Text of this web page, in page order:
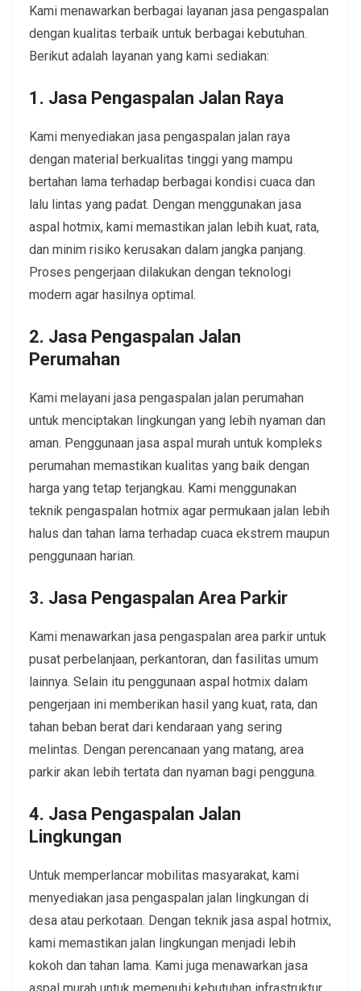
Kami menawarkan berbagai layanan jasa pengaspalan
dengan kualitas terbaik untuk berbagai kebutuhan.
Berikut adalah layanan yang kami sediakan:
1. Jasa Pengaspalan Jalan Raya
Kami menyediakan jasa pengaspalan jalan raya
dengan material berkualitas tinggi yang mampu
bertahan lama terhadap berbagai kondisi cuaca dan
lalu lintas yang padat. Dengan menggunakan jasa
aspal hotmix, kami memastikan jalan lebih kuat, rata,
dan minim risiko kerusakan dalam jangka panjang.
Proses pengerjaan dilakukan dengan teknologi
modern agar hasilnya optimal.
2. Jasa Pengaspalan Jalan
Perumahan
Kami melayani jasa pengaspalan jalan perumahan
untuk menciptakan lingkungan yang lebih nyaman dan
aman. Penggunaan jasa aspal murah untuk kompleks
perumahan memastikan kualitas yang baik dengan
harga yang tetap terjangkau. Kami menggunakan
teknik pengaspalan hotmix agar permukaan jalan lebih
halus dan tahan lama terhadap cuaca ekstrem maupun
penggunaan harian.
3. Jasa Pengaspalan Area Parkir
Kami menawarkan jasa pengaspalan area parkir untuk
pusat perbelanjaan, perkantoran, dan fasilitas umum
lainnya. Selain itu penggunaan aspal hotmix dalam
pengerjaan ini memberikan hasil yang kuat, rata, dan
tahan beban berat dari kendaraan yang sering
melintas. Dengan perencanaan yang matang, area
parkir akan lebih tertata dan nyaman bagi pengguna.
4. Jasa Pengaspalan Jalan
Lingkungan
Untuk memperlancar mobilitas masyarakat, kami
menyediakan jasa pengaspalan jalan lingkungan di
desa atau perkotaan. Dengan teknik jasa aspal hotmix,
kami memastikan jalan lingkungan menjadi lebih
kokoh dan tahan lama. Kami juga menawarkan jasa